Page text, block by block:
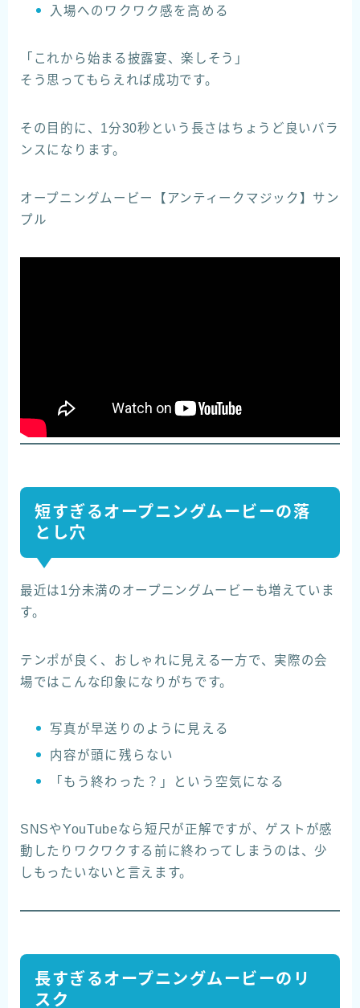
入場へのワクワク感を高める
「これから始まる披露宴、楽しそう」
そう思ってもらえれば成功です。
その目的に、1分30秒という長さはちょうど良いバラ
ンスになります。
オープニングムービー【アンティークマジック】サン
プル
短すぎるオープニングムービーの落
とし穴
最近は1分未満のオープニングムービーも増えていま
す。
テンポが良く、おしゃれに見える一方で、実際の会
場ではこんな印象になりがちです。
写真が早送りのように見える
内容が頭に残らない
「もう終わった？」という空気になる
SNSやYouTubeなら短尺が正解ですが、ゲストが感
動したりワクワクする前に終わってしまうのは、少
しもったいないと言えます。
長すぎるオープニングムービーのリ
スク